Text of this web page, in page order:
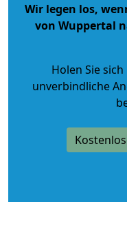
Wir legen los,
von Wuppertal
Holen Sie
unverbindliche